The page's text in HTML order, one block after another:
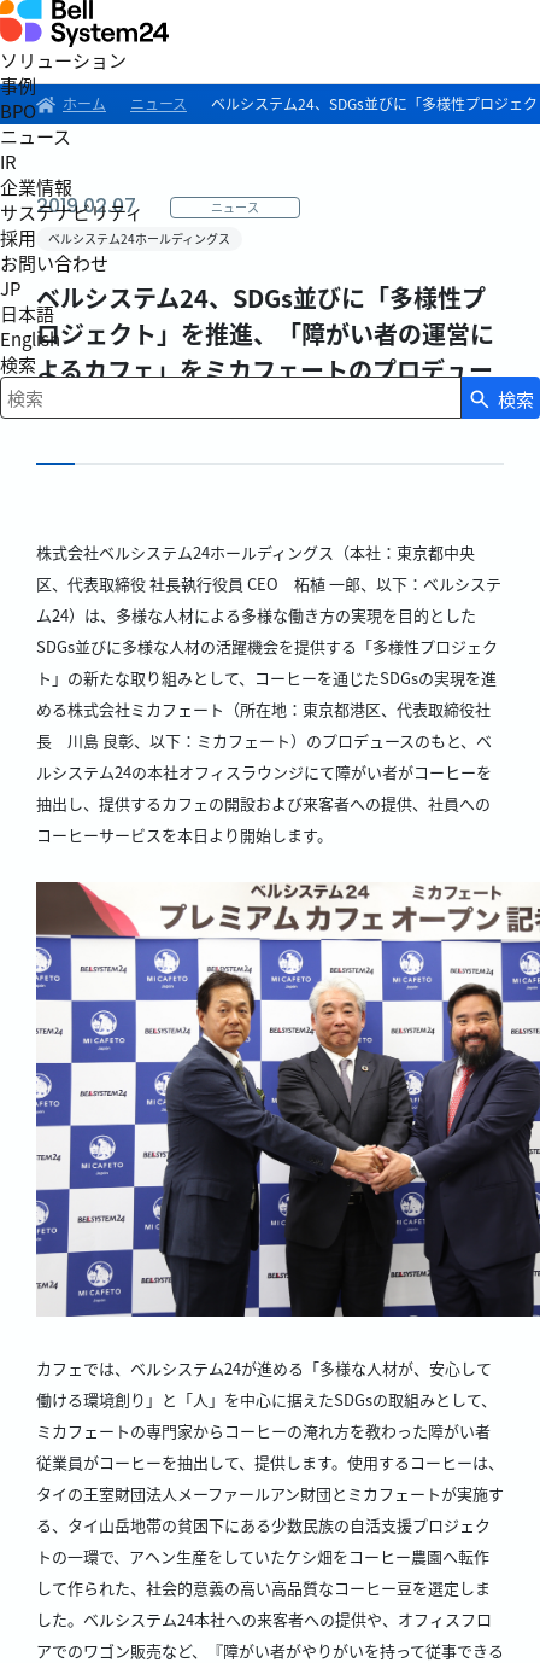
ソリューション
事例
BPO
ニュース
IR
企業情報
サステナビリティ
採用
お問い合わせ
JP
日本語
English
検索
検索キーワード入力
検索
ホーム ニュース ベルシステム24、SDGs並びに「多様性プロジェ
2019.02.07
ニュース
ベルシステム24ホールディングス
ベルシステム24、SDGs並びに「多様性プ
ロジェクト」を推進、「障がい者の運営に
よるカフェ」をミカフェートのプロデュー
スによりオフィス内に開設
株式会社ベルシステム24ホールディングス（本社：東京都中央
区、代表取締役 社長執行役員 CEO 柘植 一郎、以下：ベルシステ
ム24）は、多様な人材による多様な働き方の実現を目的とした
SDGs並びに多様な人材の活躍機会を提供する「多様性プロジェク
ト」の新たな取り組みとして、コーヒーを通じたSDGsの実現を進
める株式会社ミカフェート（所在地：東京都港区、代表取締役社
長 川島 良彰、以下：ミカフェート）のプロデュースのもと、ベ
ルシステム24の本社オフィスラウンジにて障がい者がコーヒーを
抽出し、提供するカフェの開設および来客者への提供、社員への
コーヒーサービスを本日より開始します。
カフェでは、ベルシステム24が進める「多様な人材が、安心して
働ける環境創り」と「人」を中心に据えたSDGsの取組みとして、
ミカフェートの専門家からコーヒーの淹れ方を教わった障がい者
従業員がコーヒーを抽出して、提供します。使用するコーヒーは、
タイの王室財団法人メーファールアン財団とミカフェートが実施す
る、タイ山岳地帯の貧困下にある少数民族の自活支援プロジェク
トの一環で、アヘン生産をしていたケシ畑をコーヒー農園へ転作
して作られた、社会的意義の高い高品質なコーヒー豆を選定しま
した。ベルシステム24本社への来客者への提供や、オフィスフロ
アでのワゴン販売など、『障がい者がやりがいを持って従事できる